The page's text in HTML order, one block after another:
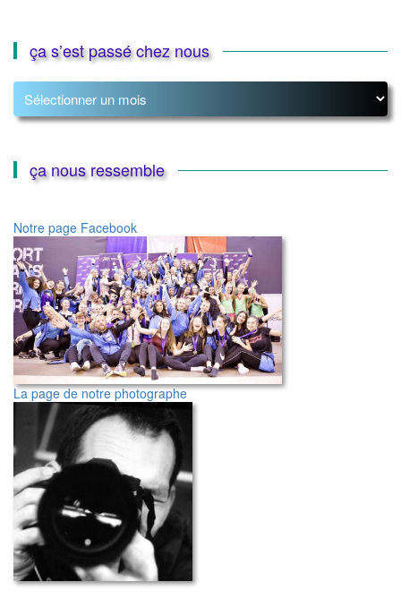
ça s’est passé chez nous
ça
s’est
passé
nousça nous ressemble
Notre page Facebook
La page de notre photographe